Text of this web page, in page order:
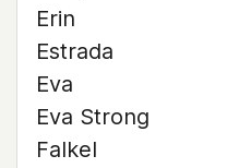
Erin
Estrada
Eva
Eva Strong
Falkel